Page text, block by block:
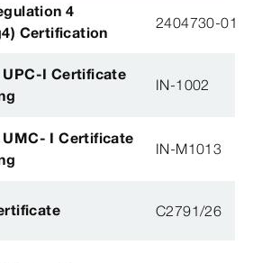
4
Certification
2404730-01
UPC-I Certificate
IN-1002
UMC- I Certificate
IN-M1013
C2791/26